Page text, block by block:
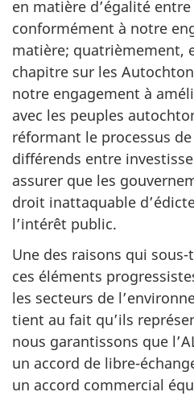
en matière d’égalité entre
conformément à notre
matière; quatrièmement,
chapitre sur les
notre engagement à
avec les peuples
réformant le processus
différends entre
assurer que les
droit inattaquable
l’intérêt public.
Une des raisons qui
ces éléments
les secteurs de
tient au fait qu’ils
nous garantissons que
un accord de libre-
un accord commercial